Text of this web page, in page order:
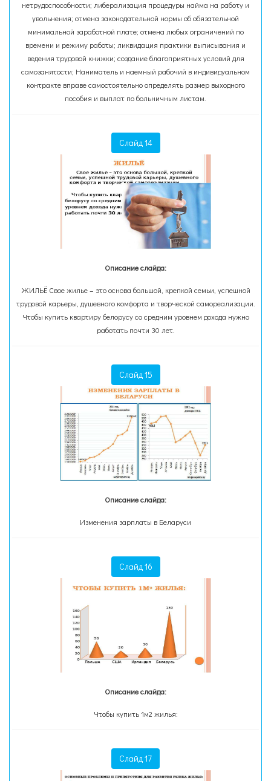
нетрудоспособности; либерализация процедуры найма на работу и
увольнения; отмена законодательной нормы об обязательной
минимальной заработной плате; отмена любых ограничений по
времени и режиму работы; ликвидация практики выписывания и
ведения трудовой книжки; создание благоприятных условий для
самозанятости; Наниматель и наемный рабочий в индивидуальном
контракте вправе самостоятельно определять размер выходного
пособия и выплат по больничным листам.
Слайд 14
Описание слайда:
ЖИЛЬЁ Свое жилье – это основа большой, крепкой семьи, успешной
трудовой карьеры, душевного комфорта и творческой самореализации.
Чтобы купить квартиру белорусу со средним уровнем дохода нужно
работать почти 30 лет.
Слайд 15
Описание слайда:
Изменения зарплаты в Беларуси
Слайд 16
Описание слайда:
Чтобы купить 1м2 жилья:
Слайд 17